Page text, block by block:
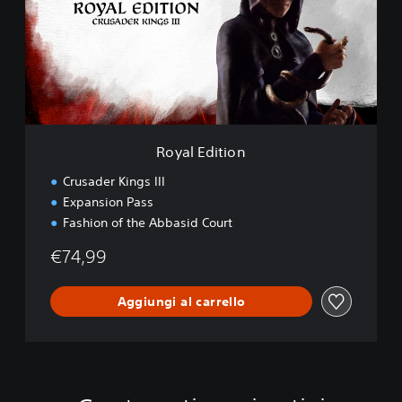
l
E
d
i
t
o
n
Royal Edition
Crusader Kings III
Expansion Pass
Fashion of the Abbasid Court
€74,99
Aggiungi al carrello